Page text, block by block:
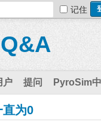
记住
户 提问 PyroSim
为0